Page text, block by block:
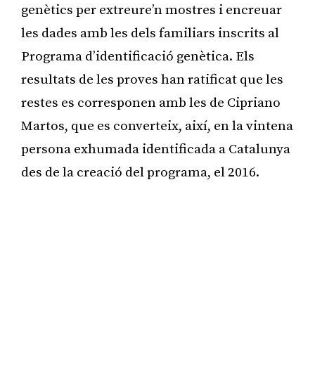
genètics per extreure’n mostres i encreuar
les dades amb les dels familiars inscrits al
Programa d’identificació genètica. Els
resultats de les proves han ratificat que les
restes es corresponen amb les de Cipriano
Martos, que es converteix, així, en la vintena
persona exhumada identificada a Catalunya
des de la creació del programa, el 2016.